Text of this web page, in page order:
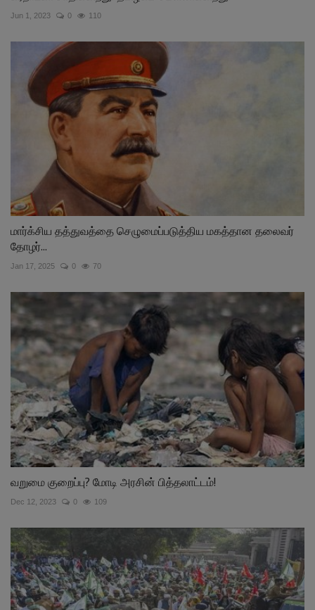
Jun 1, 2023 0 110
மார்க்சிய தத்துவத்தை செழுமைப்படுத்திய மகத்தான தலைவர்
தோழர்...
Jan 17, 2025 0 70
வறுமை குறைப்பு? மோடி அரசின் பித்தலாட்டம்!
Dec 12, 2023 0 109